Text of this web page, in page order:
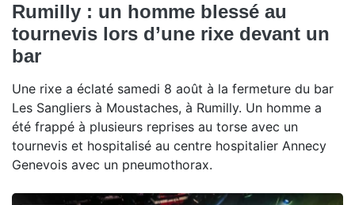
Rumilly : un homme blessé au
tournevis lors d’une rixe devant un
bar
Une rixe a éclaté samedi 8 août à la fermeture du bar
Les Sangliers à Moustaches, à Rumilly. Un homme a
été frappé à plusieurs reprises au torse avec un
tournevis et hospitalisé au centre hospitalier Annecy
Genevois avec un pneumothorax.